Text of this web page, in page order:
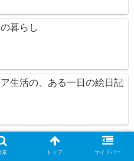
暮らし
生活の、ある一日の絵日記
田舎暮らしをやめた理由
索 トップ サイドバー